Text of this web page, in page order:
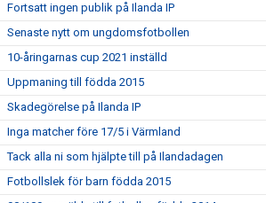
Fortsatt ingen publik på Ilanda IP
Senaste nytt om ungdomsfotbollen
10-åringarnas cup 2021 inställd
Uppmaning till födda 2015
Skadegörelse på Ilanda IP
Inga matcher före 17/5 i Värmland
Tack alla ni som hjälpte till på Ilandadagen
Fotbollslek för barn födda 2015